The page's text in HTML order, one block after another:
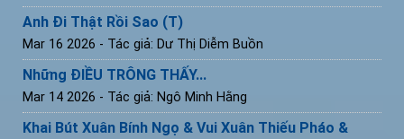
Anh Đi Thật Rồi Sao (T)
Mar 16 2026 - Tác giả: Dư Thị Diễm Buồn
Những ĐIỀU TRÔNG THẤY...
Mar 14 2026 - Tác giả: Ngô Minh Hằng
Khai Bút Xuân Bính Ngọ & Vui Xuân Thiếu Pháo &